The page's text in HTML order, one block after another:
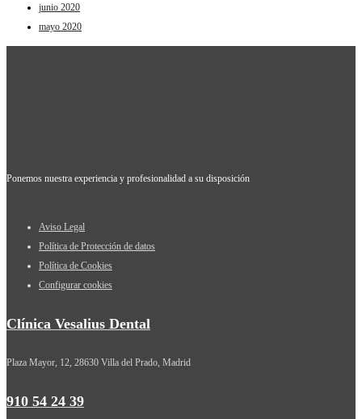
junio 2020
mayo 2020
Ponemos nuestra experiencia y profesionalidad a su disposición
Aviso Legal
Política de Protección de datos
Política de Cookies
Configurar cookies
Clínica Vesalius Dental
Plaza Mayor, 12, 28630 Villa del Prado, Madrid
910 54 24 39